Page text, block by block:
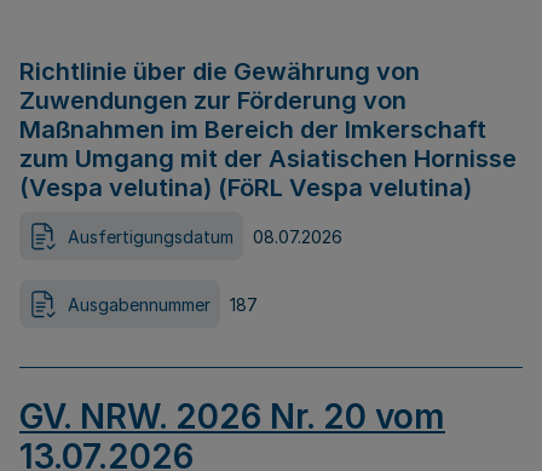
Richtlinie über die Gewährung von
Zuwendungen zur Förderung von
Maßnahmen im Bereich der Imkerschaft
zum Umgang mit der Asiatischen Hornisse
(Vespa velutina) (FöRL Vespa velutina)
Ausfertigungsdatum 08.07.2026
Ausgabennummer 187
GV. NRW. 2026 Nr. 20 vom
13.07.2026